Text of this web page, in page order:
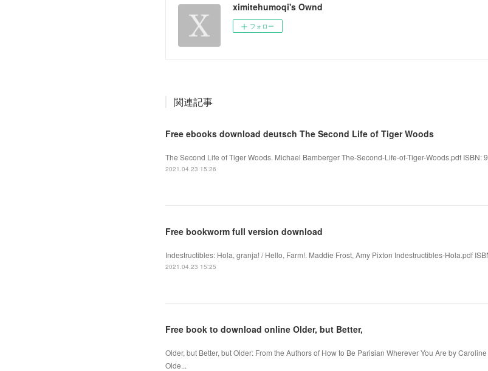
ximitehumoqi's Ownd
フォロー
関連記事
Free ebooks download deutsch The Second Life of Tiger Woods
The Second Life of Tiger Woods. Michael Bamberger The-Second-Life-of-Tiger-Woods.pdf ISBN:
2021.04.23 15:26
Free bookworm full version download
Indestructibles: Hola, granja! / Hello, Farm!. Maddie Frost, Amy Pixton Indestructibles-Hola.pdf
2021.04.23 15:25
Free book to download online Older, but Better,
Older, but Better, but Older: From the Authors of How to Be Parisian Wherever You Are by
Olde...